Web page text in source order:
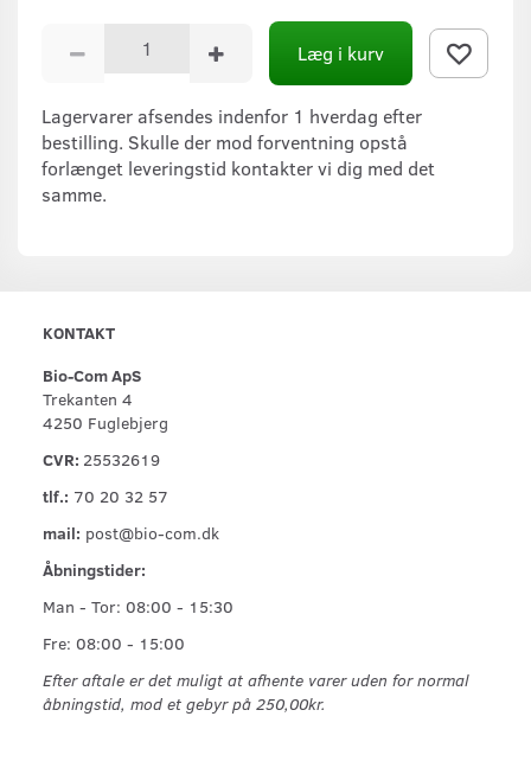
Læg i kurv
Lagervarer afsendes indenfor 1 hverdag efter
bestilling. Skulle der mod forventning opstå
forlænget leveringstid kontakter vi dig med det
samme.
KONTAKT
Bio-Com ApS
Trekanten 4
4250 Fuglebjerg
CVR: 25532619
tlf.: 70 20 32 57
mail: post@bio-com.dk
Åbningstider:
Man - Tor: 08:00 - 15:30
Fre: 08:00 - 15:00
Efter aftale er det muligt at afhente varer uden for normal
åbningstid, mod et gebyr på 250,00kr.